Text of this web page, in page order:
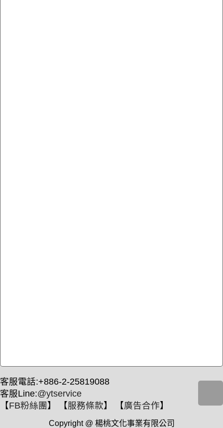
客服電話:+886-2-25819088
客服Line:@ytservice
【FB粉絲團 】 【服務條款】 【廣告合作】
Copyright @ 楊桃文化事業有限公司